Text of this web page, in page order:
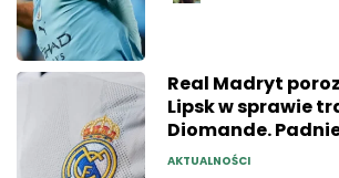
Real Madryt
Lipsk w sprawie
Diomande.
AKTUALNOŚCI